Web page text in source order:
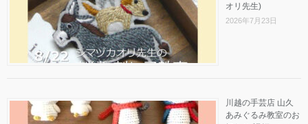
オリ先生)
2026年7月23日
川越の手芸店 山久
あみぐるみ教室のお